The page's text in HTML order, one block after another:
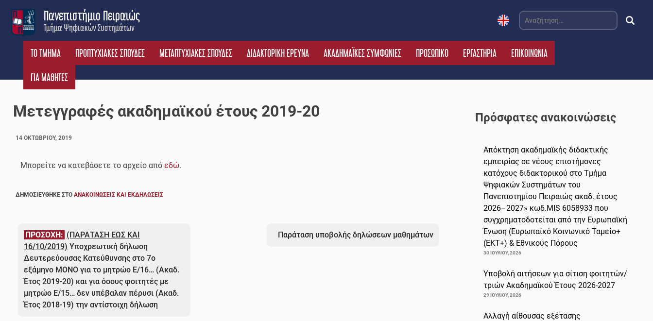
content
Τμήμα Ψηφιακών Συστημάτων
Πανεπιστήμιο Πειραιώς
Αναζήτηση
για:
ΤΟ ΤΜΗΜΑ ΠΡΟΠΤΥΧΙΑΚΕΣ ΣΠΟΥΔΕΣ ΜΕΤΑΠΤΥΧΙΑΚΕΣ ΣΠΟΥΔΕΣ ΔΙΔΑΚΤΟΡΙΚΗ ΕΡΕΥΝΑ ΑΚΑΔΗΜΑΪΚΕΣ ΣΥΜΦΩΝΙΕΣ ΠΡΟΣΩΠΙΚΟ ΕΡΓΑΣΤΗΡΙΑ ΕΠΙΚΟΙΝΩΝΙΑ
ΓΙΑ ΜΑΘΗΤΕΣ
Μετεγγραφές ακαδημαϊκού έτους 2019-20
14 ΟΚΤΩΒΡΊΟΥ, 2019
Μπορείτε να κατεβάσετε το αρχείο από εδώ.
ΔΗΜΟΣΙΕΎΘΗΚΕ ΣΤΟ ΑΝΑΚΟΙΝΏΣΕΙΣ ΚΑΙ ΕΚΔΗΛΏΣΕΙΣ
άρθρων
ΠΡΟΣΟΧΗ: (ΠΑΡΑΤΑΣΗ ΕΩΣ ΚΑΙ
16/10/2019) Υποχρεωτική δήλωση
Δευτερεύουσας Κατεύθυνσης στο 7ο
εξάμηνο MONO για το μητρώο Ε/16… (Ακαδ.
Έτος 2019-20) και για όσους φοιτητές με
μητρώο Ε/15… δεν υπέβαλαν πέρυσι (Ακαδ.
Έτος 2018-19) την αντίστοιχη δήλωση
Παράταση υποβολής δηλώσεων μαθημάτων
Πρόσφατες ανακοινώσεις
Απόκτηση ακαδημαϊκής διδακτικής
εμπειρίας σε νέους επιστήμονες
κατόχους διδακτορικού στο Τμήμα
Ψηφιακών Συστημάτων του
Πανεπιστημίου Πειραιώς ακαδ. έτους
2026–2027» κωδ.MIS 6058933 που
συγχρηματοδοτείται από την Ευρωπαϊκή
Ένωση (Ευρωπαϊκό Κοινωνικό Ταμείο+
(ΕΚΤ+) & Εθνικούς Πόρους
30 ΙΟΥΛΊΟΥ, 2026
Υποβολή αιτήσεων για σίτιση φοιτητών/
τριών Ακαδημαϊκού Έτους 2026-2027
29 ΙΟΥΛΊΟΥ, 2026
Αλλαγή αίθουσας εξέτασης